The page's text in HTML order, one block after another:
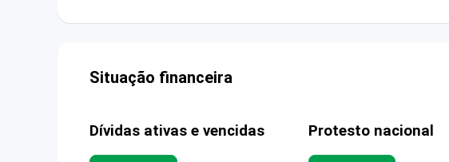
Situação financeira
Dívidas ativas e vencidas Protesto nacional